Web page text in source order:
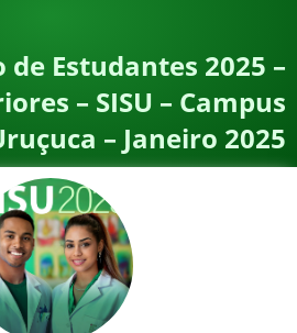
Canais
de Estudantes 2025 –
– SISU – Campus
– Janeiro 2025